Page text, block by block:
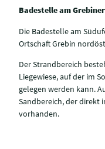
Badestelle am
Die Badestelle am
Ortschaft Grebin
Der Strandbereich
Liegewiese, auf der im
gelegen werden kann.
Sandbereich, der direkt
vorhanden.